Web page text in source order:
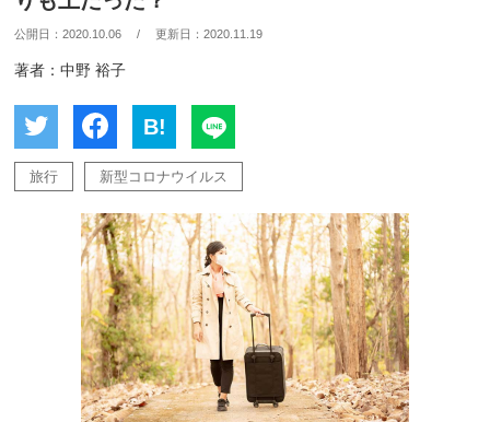
公開日：2020.10.06 / 更新日：2020.11.19
著者：中野 裕子
B!
旅行 新型コロナウイルス